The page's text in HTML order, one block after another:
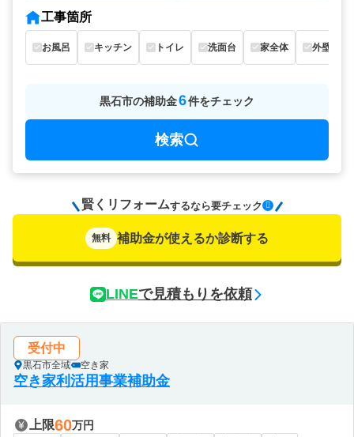
工事箇所
お風呂 キッチン トイレ 洗面台 家全体 外壁
黒石市の補助金6件をチェック
検索
賢くリフォームするなら要チェック
無料 補助金が使えるか診断する
LINEで見積もりを依頼
受付中
黒石市全域 空き家
空き家利活用事業補助金
上限60万円